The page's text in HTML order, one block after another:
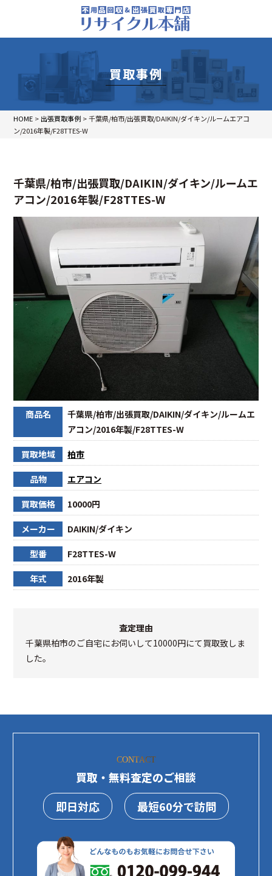
買取事例
HOME > 出張買取事例 >千葉県/柏市/出張買取/DAIKIN/ダイキン/ルームエアコ
ン/2016年製/F28TTES-W
千葉県/柏市/出張買取/DAIKIN/ダイキン/ルームエ
アコン/2016年製/F28TTES-W
商品名
千葉県/柏市/出張買取/DAIKIN/ダイキン/ルームエ
アコン/2016年製/F28TTES-W
買取地域 柏市
品物 エアコン
買取価格 10000円
メーカー DAIKIN/ダイキン
型番 F28TTES-W
年式 2016年製
査定理由
千葉県柏市のご自宅にお伺いして10000円にて買取致しま
した。
CONTACT
買取・無料査定のご相談
即日対応
最短60分で訪問